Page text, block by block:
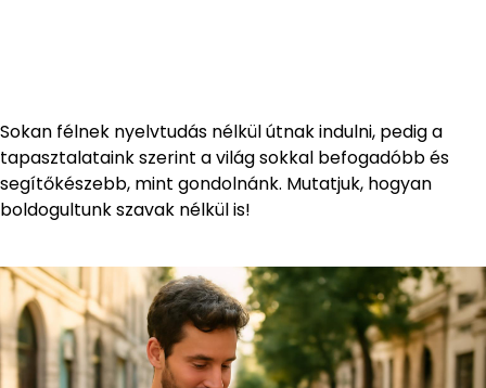
Sokan félnek nyelvtudás nélkül útnak indulni, pedig a
tapasztalataink szerint a világ sokkal befogadóbb és
segítőkészebb, mint gondolnánk. Mutatjuk, hogyan
boldogultunk szavak nélkül is!